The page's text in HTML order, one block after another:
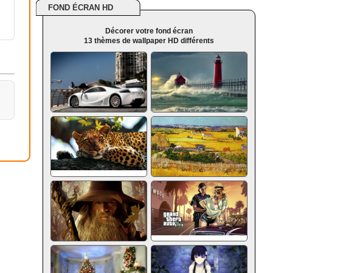
FOND ÉCRAN HD
Décorer votre fond écran
13 thèmes de wallpaper HD différents